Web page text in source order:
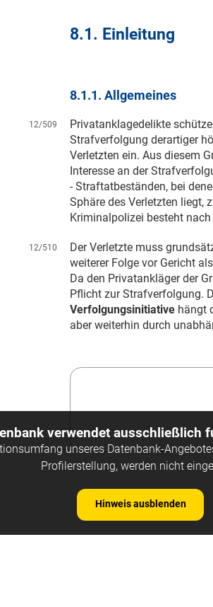
8.1. Einleitung
8.1.1. Allgemeines
12/509 Privatanklagedelikte
Strafverfolgung derartiger
Verletzten ein. Aus diesem
Interesse an der
- Straftatbeständen, bei
Sphäre des Verletzten liegt,
Kriminalpolizei besteht
12/510
Der Verletzte muss
weiterer Folge vor Gericht
Da den Privatankläger der
Pflicht zur Strafverfolgung.
Verfolgungsinitiative hängt
aber weiterhin durch
verwendet ausschließlich
unseres Datenbank-
Profilerstellung, werden nicht
Hinweis ausblenden